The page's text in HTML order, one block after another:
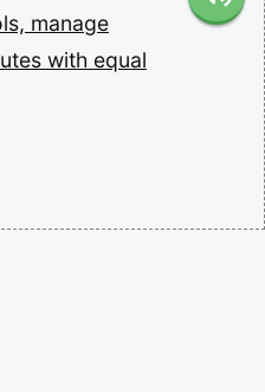
manage
with equal